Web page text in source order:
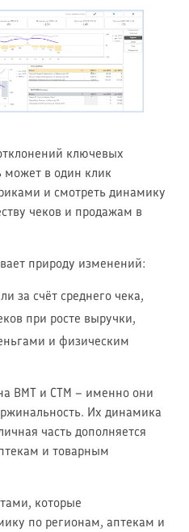
ключевых
может в один клик
и смотреть динамику
чеков и продажам в
природу изменений:
за счёт среднего чека,
при росте выручки,
и физическим
ВМТ и СТМ – именно они
Их динамика
часть дополняется
и товарным
которые
по регионам, аптекам и